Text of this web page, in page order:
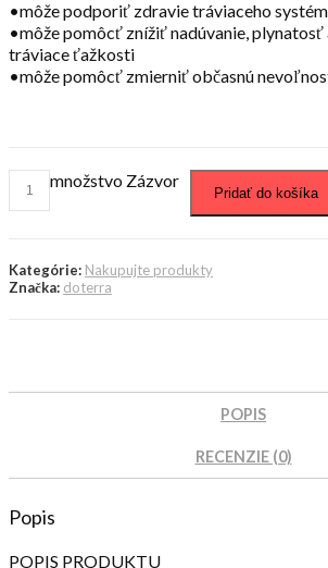
•môže podporiť zdravie tráviaceho
•môže pomôcť znížiť nadúvanie, plynatosť
tráviace ťažkosti
•môže pomôcť zmierniť občasnú
množstvo Zázvor
Pridať do košíka
Kategórie: Nakupujte produkty
Značka: doterra
POPIS
RECENZIE (0)
Popis
POPIS PRODUKTU